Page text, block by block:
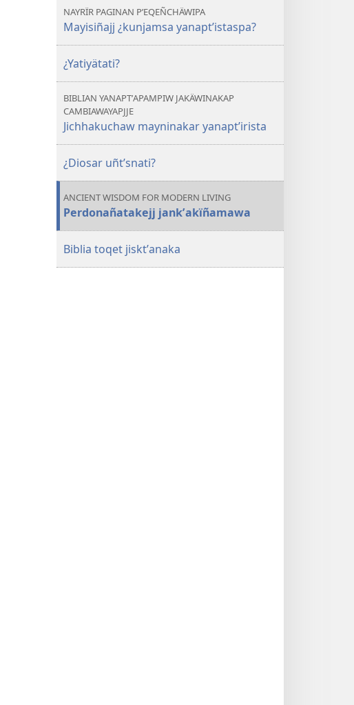
NAYRÏR PAGINAN PʼEQEÑCHÄWIPA
Mayisiñajj ¿kunjamsa yanaptʼistaspa?
¿Yatiyätati?
BIBLIAN YANAPTʼAPAMPIW JAKÄWINAKAP
CAMBIAWAYAPJJE
Jichhakuchaw mayninakar yanaptʼirista
¿Diosar uñtʼsnati?
ANCIENT WISDOM FOR MODERN LIVING
Perdonañatakejj jankʼakïñamawa
Biblia toqet jisktʼanaka